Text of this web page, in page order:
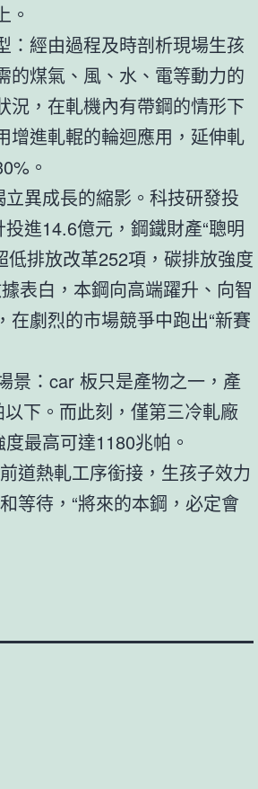
。
：經由過程及時剖析現場生孩
的煤氣、風、水、電等動力的
況，在軋機內有帶鋼的情形下
增進軋輥的輪迴應用，延伸軋
。
異成長的縮影。科技研發投
進14.6億元，鋼鐵財產“聰明
排放改革252項，碳排放強度
表白，本鋼向高端躍升、向智
劇烈的市場競爭中跑出“新賽
景：car 板只是產物之一，產
下。而此刻，僅第三冷軋廠
最高可達1180兆帕。
道熱軋工序銜接，生孩子效力
等待，“將來的本鋼，必定會